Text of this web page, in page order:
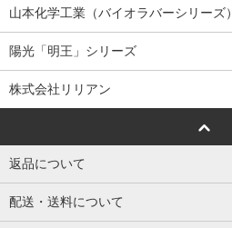
山本化学工業（バイオラバーシリーズ）
陽光「明王」シリーズ
株式会社リリアン
返品について
配送・送料について